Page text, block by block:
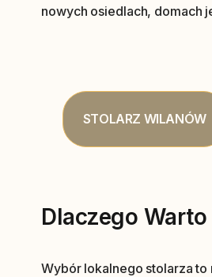
nowych osiedlach, domach
STOLARZ WILANÓW
Dlaczego
Wybór lokalnego stolarza to